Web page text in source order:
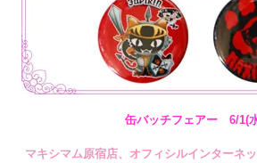
缶バッチフェアー 6/1(
マキシマム原宿店、オフィシルインターネ